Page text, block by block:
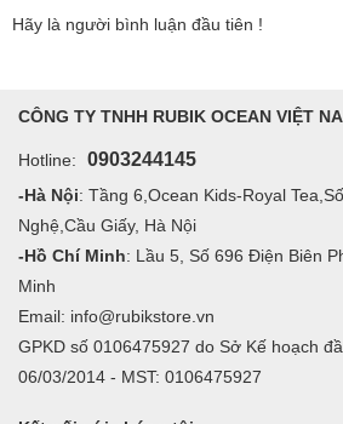
Hãy là người bình luận đầu tiên !
CÔNG TY TNHH RUBIK OCEAN VIỆT
Hotline: 0903244145
-Hà Nội: Tầng 6,Ocean Kids-Royal
Nghệ,Cầu Giấy, Hà Nội
-Hồ Chí Minh: Lầu 5, Số 696 Điện Biên
Minh
Email: info@rubikstore.vn
GPKD số 0106475927 do Sở Kế hoạch
06/03/2014 - MST: 0106475927